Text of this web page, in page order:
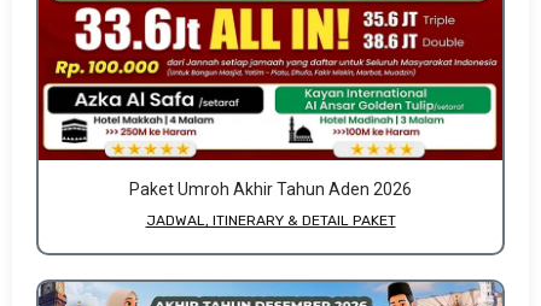
Paket Umroh Akhir Tahun Aden 2026
JADWAL, ITINERARY & DETAIL PAKET